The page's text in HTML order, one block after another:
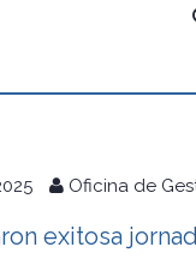
Oficina de
exitosa